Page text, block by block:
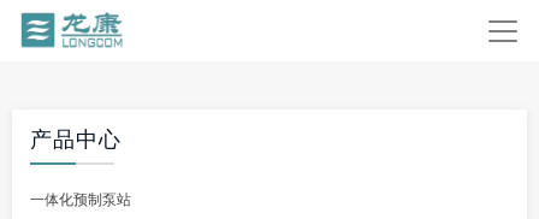
产品中心
一体化预制泵站